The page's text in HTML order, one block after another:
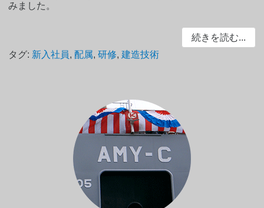
みました。
続きを読む...
タグ: 新入社員, 配属,研修,建造技術